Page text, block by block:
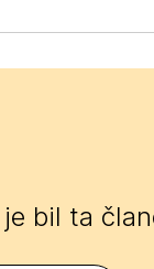
bil ta